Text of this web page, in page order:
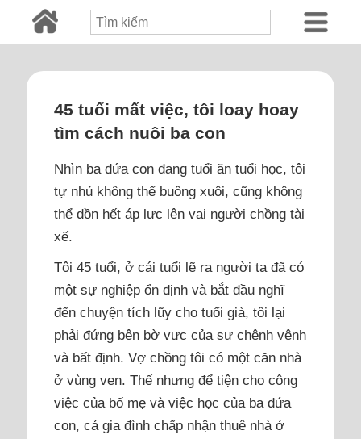
45 tuổi mất việc, tôi loay hoay
tìm cách nuôi ba con
Nhìn ba đứa con đang tuổi ăn tuổi học, tôi
tự nhủ không thể buông xuôi, cũng không
thể dồn hết áp lực lên vai người chồng tài
xế.
Tôi 45 tuổi, ở cái tuổi lẽ ra người ta đã có
một sự nghiệp ổn định và bắt đầu nghĩ
đến chuyện tích lũy cho tuổi già, tôi lại
phải đứng bên bờ vực của sự chênh vênh
và bất định. Vợ chồng tôi có một căn nhà
ở vùng ven. Thế nhưng để tiện cho công
việc của bố mẹ và việc học của ba đứa
con, cả gia đình chấp nhận thuê nhà ở